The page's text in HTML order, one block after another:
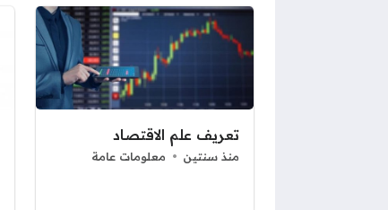
تعريف علم الاقتصاد
منذ سنتين معلومات عامة